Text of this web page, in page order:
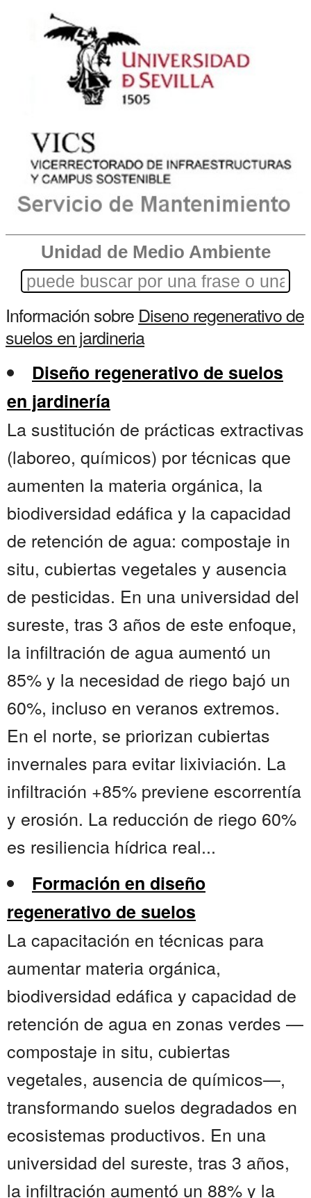
Unidad de Medio Ambiente
Información sobre Diseno regenerativo de
suelos en jardineria
Diseño regenerativo de suelos
en jardinería
La sustitución de prácticas extractivas
(laboreo, químicos) por técnicas que
aumenten la materia orgánica, la
biodiversidad edáfica y la capacidad
de retención de agua: compostaje in
situ, cubiertas vegetales y ausencia
de pesticidas. En una universidad del
sureste, tras 3 años de este enfoque,
la infiltración de agua aumentó un
85% y la necesidad de riego bajó un
60%, incluso en veranos extremos.
En el norte, se priorizan cubiertas
invernales para evitar lixiviación. La
infiltración +85% previene escorrentía
y erosión. La reducción de riego 60%
es resiliencia hídrica real...
Formación en diseño
regenerativo de suelos
La capacitación en técnicas para
aumentar materia orgánica,
biodiversidad edáfica y capacidad de
retención de agua en zonas verdes —
compostaje in situ, cubiertas
vegetales, ausencia de químicos—,
transformando suelos degradados en
ecosistemas productivos. En una
universidad del sureste, tras 3 años,
la infiltración aumentó un 88% y la